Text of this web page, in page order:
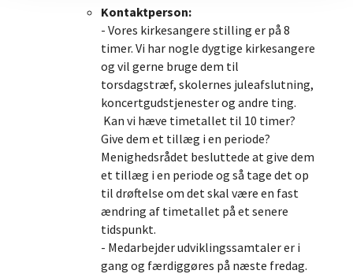
Kontaktperson:
- Vores kirkesangere stilling er på 8
timer. Vi har nogle dygtige kirkesangere
og vil gerne bruge dem til
torsdagstræf, skolernes juleafslutning,
koncertgudstjenester og andre ting.
Kan vi hæve timetallet til 10 timer?
Give dem et tillæg i en periode?
Menighedsrådet besluttede at give dem
et tillæg i en periode og så tage det op
til drøftelse om det skal være en fast
ændring af timetallet på et senere
tidspunkt.
- Medarbejder udviklingssamtaler er i
gang og færdiggøres på næste fredag.